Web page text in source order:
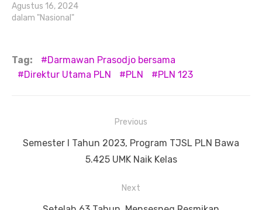
Agustus 16, 2024
dalam "Nasional"
Tag:
Darmawan Prasodjo bersama
Direktur Utama PLN
PLN PLN 123
pos
Previous
Previous
Semester I Tahun 2023, Program TJSL PLN Bawa
5.425 UMK Naik Kelas
Next